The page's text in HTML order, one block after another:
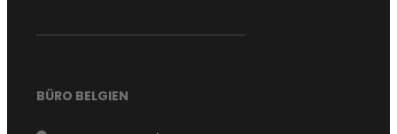
BÜRO BELGIEN